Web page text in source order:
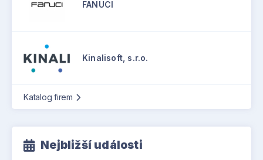
FANUCI
Kinalisoft, s.r.o.
Katalog firem
Nejbližší události